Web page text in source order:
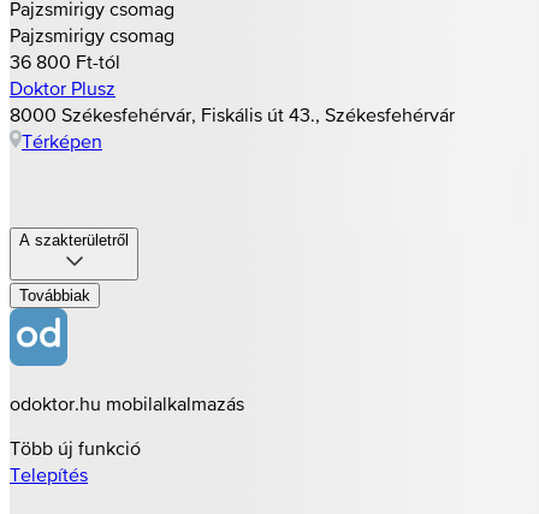
Pajzsmirigy csomag
Pajzsmirigy csomag
36 800 Ft-tól
Doktor Plusz
8000 Székesfehérvár, Fiskális út 43., Székesfehérvár
Térképen
A szakterületről
Továbbiak
odoktor.hu mobilalkalmazás
Több új funkció
Telepítés